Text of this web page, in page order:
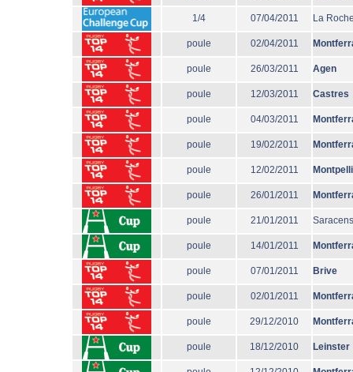
1/4 07/04/2011 La
poule 02/04/2011
poule 26/03/2011 Agen
poule 12/03/2011 Castres
poule 04/03/2011
poule 19/02/2011
poule 12/02/2011
poule 26/01/2011
poule 21/01/2011 Saracens
poule 14/01/2011
poule 07/01/2011 Brive
poule 02/01/2011
poule 29/12/2010
poule 18/12/2010 Leinster